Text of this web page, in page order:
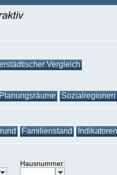
Vergleich
Sozialregionen
Familienstand Indikatoren
Hausnummer: